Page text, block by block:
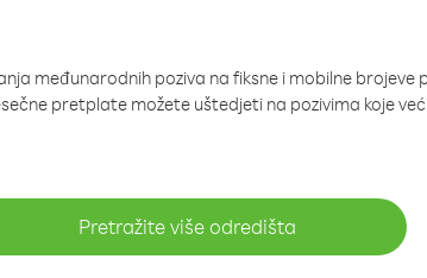
međunarodnih poziva na fiksne i mobilne brojeve
pretplate možete uštedjeti na pozivima koje
Pretražite više odredišta